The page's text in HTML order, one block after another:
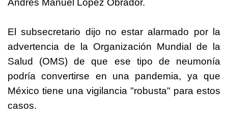
El subsecretario dijo no estar alarmado por la
advertencia de la Organización Mundial de la
Salud (OMS) de que ese tipo de neumonía
podría convertirse en una pandemia, ya que
México tiene una vigilancia "robusta" para estos
casos.